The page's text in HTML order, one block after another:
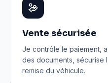
Vente sécurisée
Je contrôle le paiement,
des documents, sécurise
remise du véhicule.